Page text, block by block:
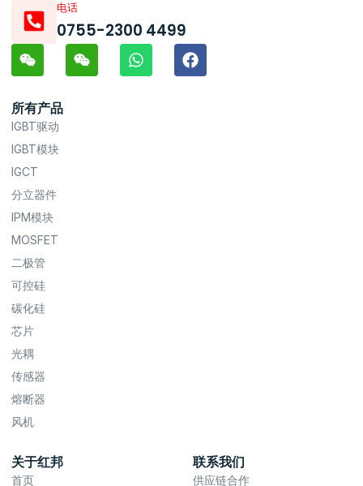
电话
0755-2300 4499
所有产品
IGBT驱动
IGBT模块
IGCT
分立器件
IPM模块
MOSFET
二极管
可控硅
碳化硅
芯片
光耦
传感器
熔断器
风机
关于红邦
首页
联系我们
供应链合作